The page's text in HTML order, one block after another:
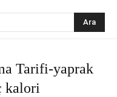
Ara
Tarifi-yaprak
kalori